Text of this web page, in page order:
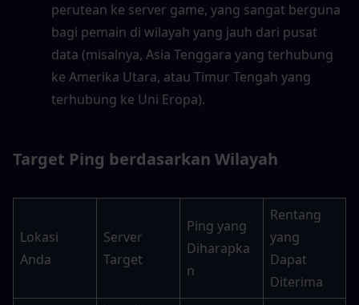
perutean ke server game, yang sangat berguna
bagi pemain di wilayah yang jauh dari pusat
data (misalnya, Asia Tenggara yang terhubung
ke Amerika Utara, atau Timur Tengah yang
terhubung ke Uni Eropa).
Target Ping berdasarkan Wilayah
Lokasi
Anda
Server
Target
Ping yang
Diharapka
n
Rentang
yang
Dapat
Diterima